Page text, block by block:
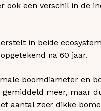
ook een verschil in de
in beide
na 60 jaar.
boomdiameter en
meer, maar
aantal zeer dikke